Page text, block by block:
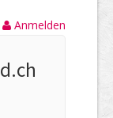
Anmelden